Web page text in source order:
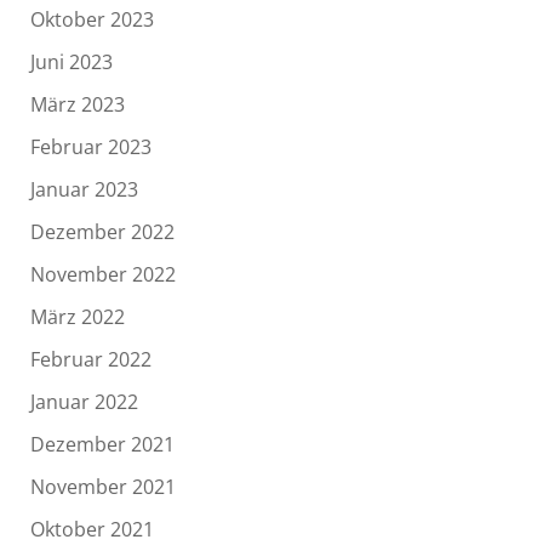
Oktober 2023
Juni 2023
März 2023
Februar 2023
Januar 2023
Dezember 2022
November 2022
März 2022
Februar 2022
Januar 2022
Dezember 2021
November 2021
Oktober 2021